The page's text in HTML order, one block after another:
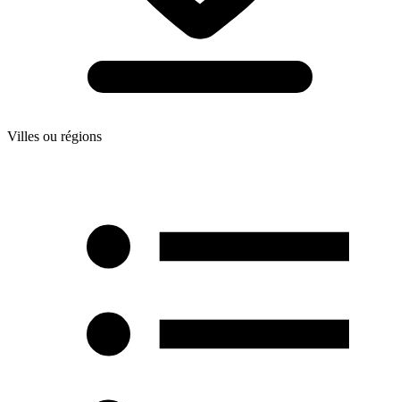
Villes ou régions